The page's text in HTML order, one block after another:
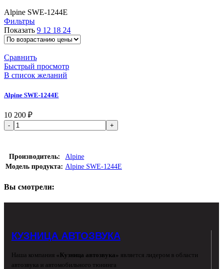
Alpine SWE-1244E
Фильтры
Показать 9 12 18 24
Сравнить
Быстрый просмотр
В список желаний
Alpine SWE-1244E
10 200 ₽
Производитель
Alpine
Модель продукта Alpine SWE-1244E
Вы смотрели:
КУЗНИЦА АВТОЗВУКА
Наша компания «Кузница автозвука» является лидером в области
автозвука и автомобильного тюнинга